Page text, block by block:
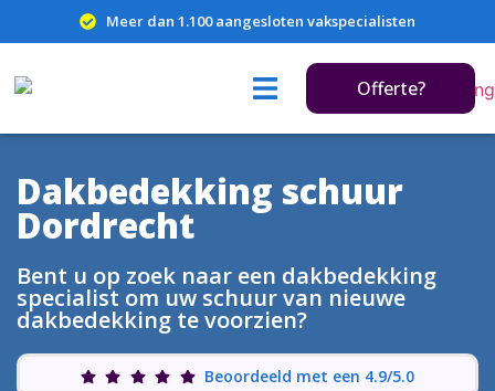
Meer dan 1.100 aangesloten vakspecialisten
Offerte?
Dakbedekking schuur
Dordrecht
Bent u op zoek naar een dakbedekking
specialist om uw schuur van nieuwe
dakbedekking te voorzien?
Beoordeeld met een 4.9/5.0